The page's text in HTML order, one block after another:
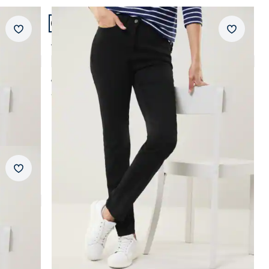
Neuheiten
flexibler Bund
pflegeleicht
Abbrechen
Merkzettel
Artikel 3 von 5.
Passform Feminine Fit.
Feminine Fit
Yoga-Jeans Ultrastretch Feminine F.
ab Fr. 139,99
ab Fr. 119,99 (-14%)
Merkzettel